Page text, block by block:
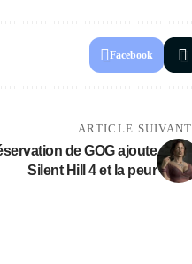
Facebook
ARTICLE SUIVANT
de GOG ajoute
Silent Hill 4 et la peur